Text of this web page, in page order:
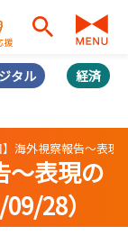
援
タル 経済
】海外視察報告〜表
〜表現の
28）